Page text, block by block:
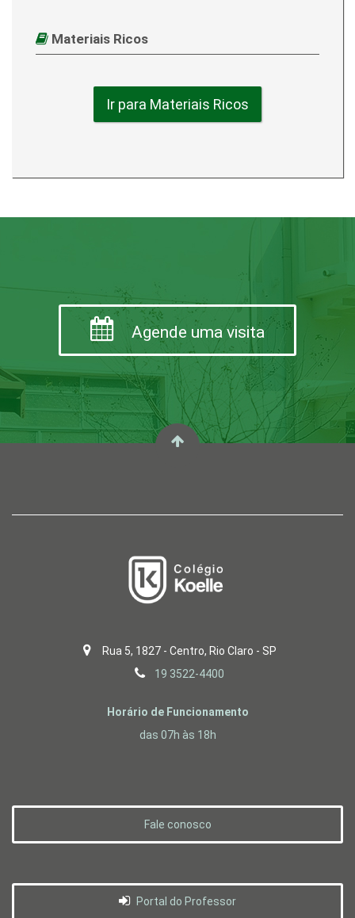
Materiais Ricos
Ir para Materiais Ricos
Agende uma visita
Rua 5, 1827 - Centro, Rio Claro - SP
19 3522-4400
Horário de Funcionamento
das 07h às 18h
Fale conosco
Portal do Professor